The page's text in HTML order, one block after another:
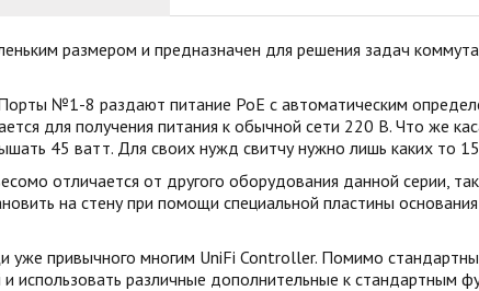
размером и предназначен для решения задач
№1-8 раздают питание PoE с автоматическим
для получения питания к обычной сети 220 В. Что же
45 ватт. Для своих нужд свитчу нужно лишь каких то
отличается от другого оборудования данной серии,
на стену при помощи специальной пластины
привычного многим UniFi Controller. Помимо
использовать различные дополнительные к стандартным